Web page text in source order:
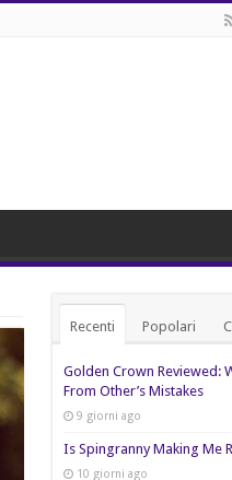
Recenti Popolari
Golden Crown Reviewed:
From Other’s Mistakes
9 giorni ago
Is Spingranny Making Me
10 giorni ago